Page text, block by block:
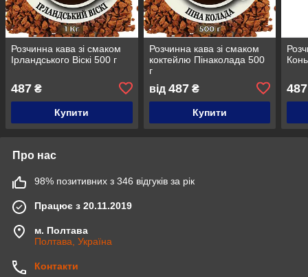
Розчинна кава зі смаком
Ірландського Віскі 500 г
487 ₴
Купити
Розчинна кава зі смаком
коктейлю Пінаколада 500
г
від 487₴
Купити
487
Про нас
98% позитивних з 346 відгуків за рік
Працює з 20.11.2019
м. Полтава
Полтава, Україна
Контакти